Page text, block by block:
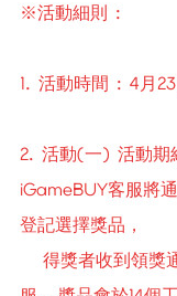
※活動細則 :
1. 活動時間 : 4月
2. 活動(一) 活動期
iGameBUY客服將
登記選擇獎品，
得獎者收到領獎